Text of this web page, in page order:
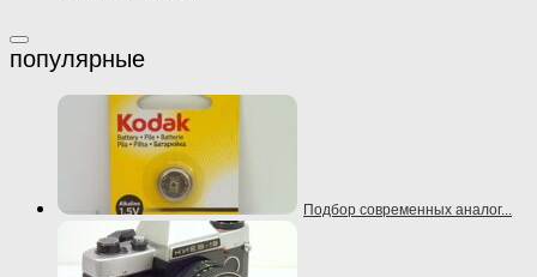
Подбор современных аналог...